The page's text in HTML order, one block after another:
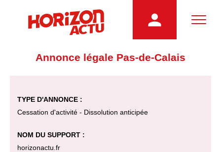
Annonce légale Pas-de-Calais
TYPE D'ANNONCE :
Cessation d'activité - Dissolution anticipée
NOM DU SUPPORT :
horizonactu.fr